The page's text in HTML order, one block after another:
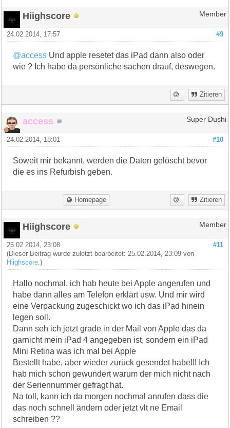
Hiighscore Member
#9
24.02.2014, 17:57
@access Und apple resetet das iPad dann also oder
wie ? Ich habe da persönliche sachen drauf, deswegen.
Zitieren
access Super Dushi
#10
24.02.2014, 18:01
Soweit mir bekannt, werden die Daten gelöscht bevor
die es ins Refurbish geben.
Homepage Zitieren
Hiighscore Member
#11
25.02.2014, 23:08
(Dieser Beitrag wurde zuletzt bearbeitet: 25.02.2014, 23:09 von
Hiighscore .)
Hallo nochmal, ich hab heute bei Apple angerufen und
habe dann alles am Telefon erklärt usw. Und mir wird
eine Verpackung zugeschickt wo ich das iPad hinein
legen soll.
Dann seh ich jetzt grade in der Mail von Apple das da
garnicht mein iPad 4 angegeben ist, sondern ein iPad
Mini Retina was ich mal bei Apple
Bestellt habe, aber wieder zurück gesendet habe!!! Ich
hab mich schon gewundert warum der mich nicht nach
der Seriennummer gefragt hat.
Na toll, kann ich da morgen nochmal anrufen dass die
das noch schnell ändern oder jetzt vlt ne Email
schreiben ??